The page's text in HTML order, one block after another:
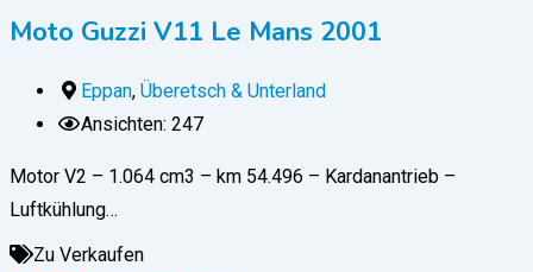
Moto Guzzi V11 Le Mans 2001
Eppan, Überetsch & Unterland
Ansichten: 247
Motor V2 – 1.064 cm3 – km 54.496 – Kardanantrieb –
Luftkühlung…
Zu Verkaufen